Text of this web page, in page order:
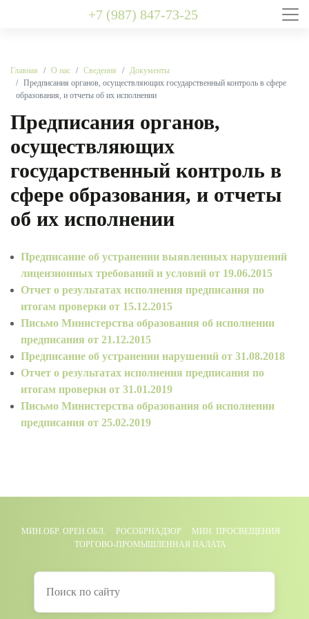
+7 (987) 847-73-25
Главная О нас Сведения
Документы
Предписания органов, осуществляющих государственный контроль в сфере
образования, и отчеты об их исполнении
Предписания органов,
осуществляющих
государственный контроль в
сфере образования, и отчеты
об их исполнении
Предписание об устранении выявленных нарушений
лицензионных требований и условий от 19.06.2015
Отчет о результатах исполнения предписания по
итогам проверки от 15.12.2015
Письмо Министерства образования об исполнении
предписания от 21.12.2015
Предписание об устранении нарушений от 31.08.2018
Отчет о результатах исполнения предписания по
итогам проверки от 31.01.2019
Письмо Министерства образования об исполнении
предписания от 25.02.2019
МИН.ОБР. ОРЕН.ОБЛ. РОСОБРНАДЗОР
МИН. ПРОСВЕЩЕНИЯ
ТОРГОВО-ПРОМЫШЛЕННАЯ ПАЛАТА